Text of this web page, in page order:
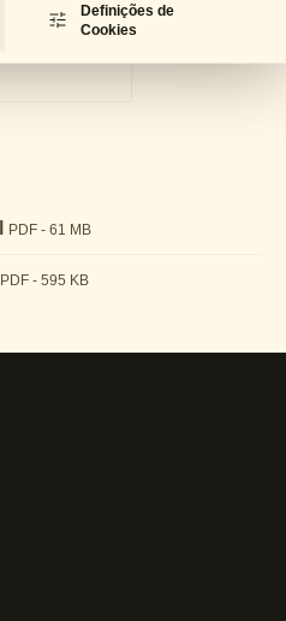
PDF - 61 MB
PDF - 595 KB
Definições de
Cookies